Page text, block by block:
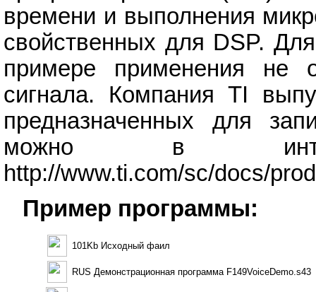
времени и выполнения
свойственных для DSP.
примере применения не
сигнала. Компания TI
предназначенных для
можно в
http://www.ti.com/sc/docs/
Пример программы:
101Kb Исходный фаил
RUS Демонстрационная программа F149VoiceDemo.s43